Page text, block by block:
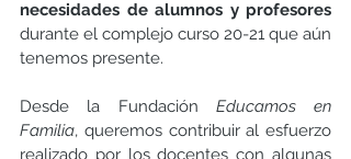
necesidades de alumnos y profesores
durante el complejo curso 20-21 que aún
tenemos presente.
Desde la Fundación Educamos en
Familia, queremos contribuir al esfuerzo